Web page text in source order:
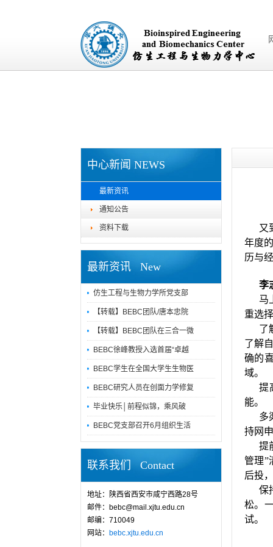
中心新闻 NEWS
最新资讯
通知公告
资料下载
最新资讯 New
仿生工程与生物力学所党支部
【转载】BEBC团队/唐本忠院
【转载】BEBC团队在三合一微
BEBC徐峰教授入选首届“卓越
BEBC学生在全国大学生生物医
BEBC研究人员在创面力学修复
毕业快乐│前程似锦，乘风破
BEBC党支部召开6月组织生活
联系我们 Contact
地址：陕西省西安市咸宁西路28号
邮件：bebc@mail.xjtu.edu.cn
邮编：710049
网站： bebc.xjtu.edu.cn
又
年度
历与
李
马
重选
了
了解
确的
域。
提
能。
多
持网
提
管理”
后投
保
松。
试。